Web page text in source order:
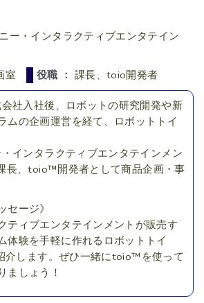
ニー・インタラクティブエンタテイン
室 役職 ： 課長、toio開発者
社入社後、ロボットの研究開発や新
ムの企画運営を経て、ロボットトイ
インタラクティブエンタテインメン
長、toio™開発者として商品企画・事
セージ》
ティブエンタテインメントが販売す
体験を手軽に作れるロボットトイ
します。ぜひ一緒にtoio™を使って
ましょう！